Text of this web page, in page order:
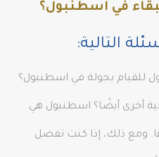
في اسطنبول؟
التالية:
للقيام بجولة في اسطنبول؟
أخرى أيضًا؟ اسطنبول هي
ومع ذلك، إذا كنت تفضل